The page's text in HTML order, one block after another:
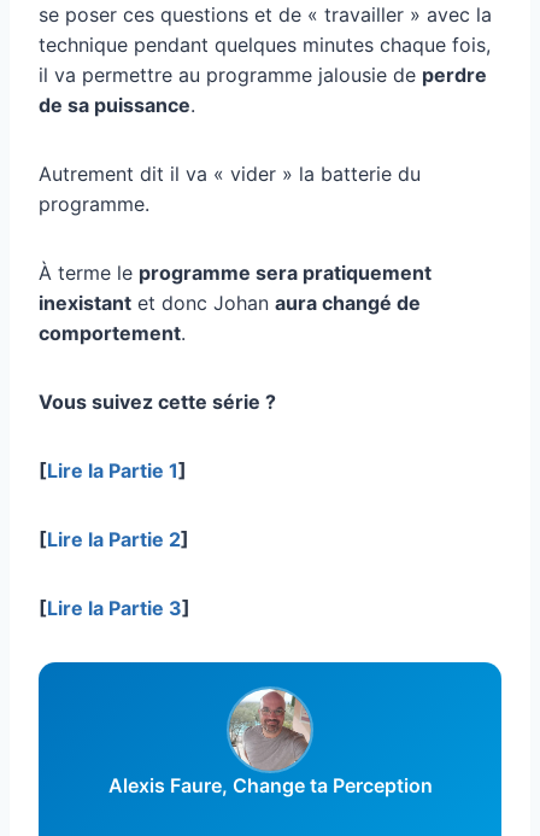
se poser ces questions et de « travailler » avec la
technique pendant quelques minutes chaque fois,
il va permettre au programme jalousie de perdre
de sa puissance.
Autrement dit il va « vider » la batterie du
programme.
À terme le programme sera pratiquement
inexistant et donc Johan aura changé de
comportement.
Vous suivez cette série ?
[Lire la Partie 1]
[Lire la Partie 2]
[Lire la Partie 3]
Alexis Faure, Change ta Perception